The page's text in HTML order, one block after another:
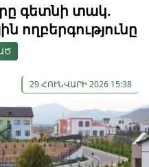
գետնի տակ.
ողբերգությունը
29 ՀՈՒՆՎԱՐԻ 2026 15:38